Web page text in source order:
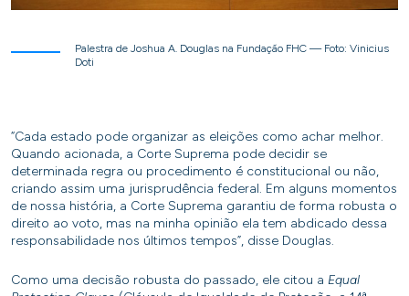
Palestra de Joshua A. Douglas na Fundação FHC — Foto: Vinicius
Doti
“Cada estado pode organizar as eleições como achar melhor.
Quando acionada, a Corte Suprema pode decidir se
determinada regra ou procedimento é constitucional ou não,
criando assim uma jurisprudência federal. Em alguns momentos
de nossa história, a Corte Suprema garantiu de forma robusta o
direito ao voto, mas na minha opinião ela tem abdicado dessa
responsabilidade nos últimos tempos”, disse Douglas.
Como uma decisão robusta do passado, ele citou a Equal